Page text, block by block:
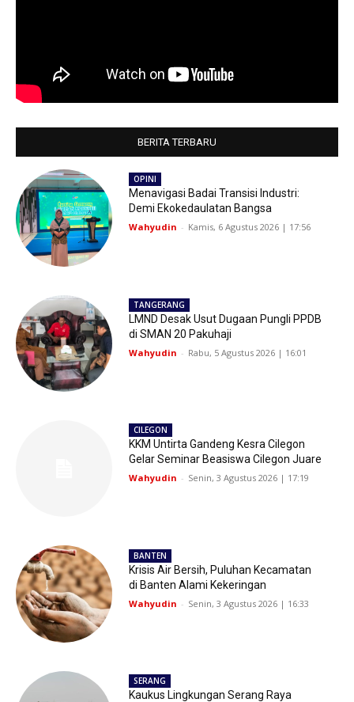
BERITA TERBARU
OPINI
Menavigasi Badai Transisi Industri:
Demi Ekokedaulatan Bangsa
Wahyudin - Kamis, 6 Agustus 2026 | 17:56
TANGERANG
LMND Desak Usut Dugaan Pungli PPDB
di SMAN 20 Pakuhaji
Wahyudin - Rabu, 5 Agustus 2026 | 16:01
CILEGON
KKM Untirta Gandeng Kesra Cilegon
Gelar Seminar Beasiswa Cilegon Juare
Wahyudin - Senin, 3 Agustus 2026 | 17:19
BANTEN
Krisis Air Bersih, Puluhan Kecamatan
di Banten Alami Kekeringan
Wahyudin - Senin, 3 Agustus 2026 | 16:33
SERANG
Kaukus Lingkungan Serang Raya